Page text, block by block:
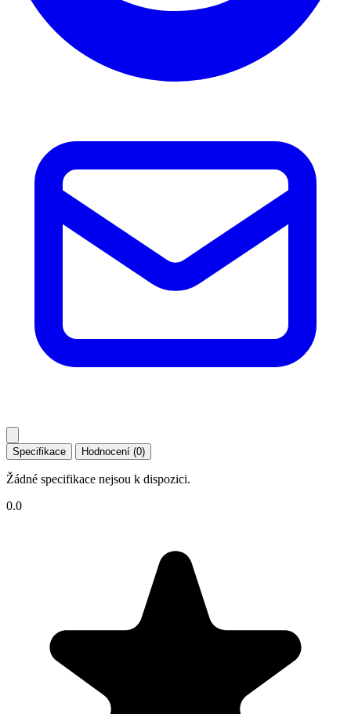
Specifikace Hodnocení (0)
Žádné specifikace nejsou k dispozici.
0.0